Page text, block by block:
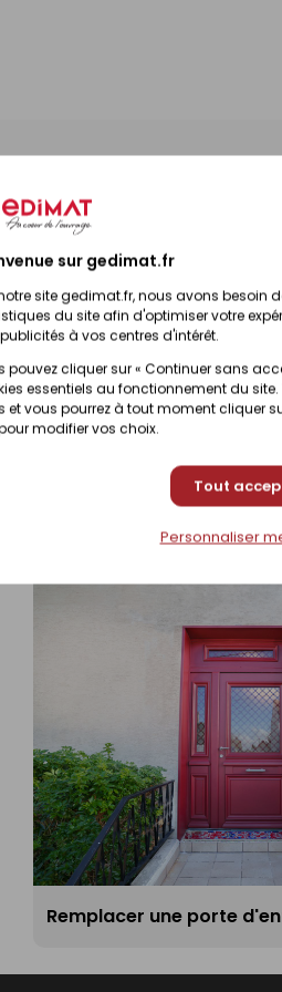
sur gedimat.fr
site gedimat.fr, nous avons besoin
du site afin d'optimiser votre
à vos centres d'intérêt.
pouvez cliquer sur « Continuer sans
essentiels au fonctionnement du site.
et vous pourrez à tout moment cliquer
modifier vos choix.
Tout
Personnaliser
Disponible sous 10
Disponible sous 10
Disponible sous 10
Remplacer une porte